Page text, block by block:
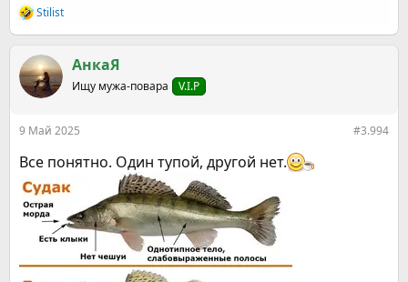
Р
е
к
ц
и
Stilist
АнкаЯ
Ищу мужа-повара V.I.P
9 Май 2025 #3.994
Все понятно. Один тупой, другой нет.